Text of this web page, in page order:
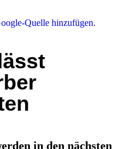
Quelle hinzufügen.
in den nächsten